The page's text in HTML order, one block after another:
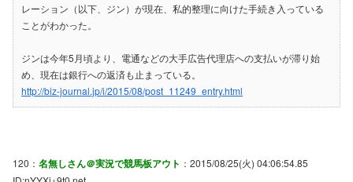
レーション（以下、ジン）が現在、私的整理に向けた手続き入っている
ことがわかった。
ジンは今年5月頃より、電通などの大手広告代理店への支払いが滞り始
め、現在は銀行への返済も止まっている。
http://biz-journal.jp/i/2015/08/post_11249_entry.html
120： 名無しさん＠実況で競馬板アウト ：2015/08/25(火) 04:06:54.85